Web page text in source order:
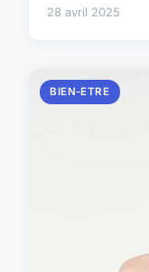
28 avril 2025
BIEN-ETRE